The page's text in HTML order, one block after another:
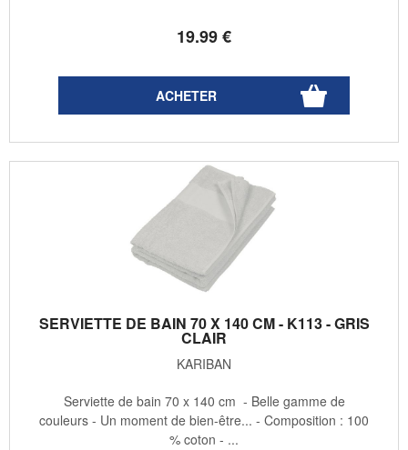
19.99€
SERVIETTE DE BAIN 70 X 140 CM - K113 - GRIS
CLAIR
KARIBAN
Serviette de bain 70 x 140 cm - Belle gamme de
couleurs - Un moment de bien-être... - Composition : 100
% coton - ...